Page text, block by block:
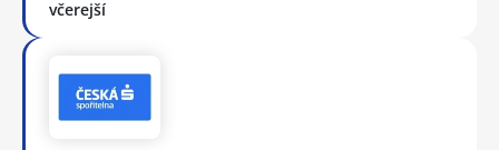
včerejší